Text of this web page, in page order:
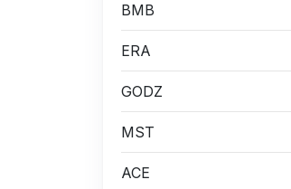
BMB
ERA
GODZ
MST
ACE